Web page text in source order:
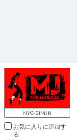
NYC-BIMJN
お気に入りに追加